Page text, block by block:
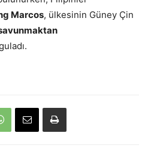
Marcos, ülkesinin Güney Çin